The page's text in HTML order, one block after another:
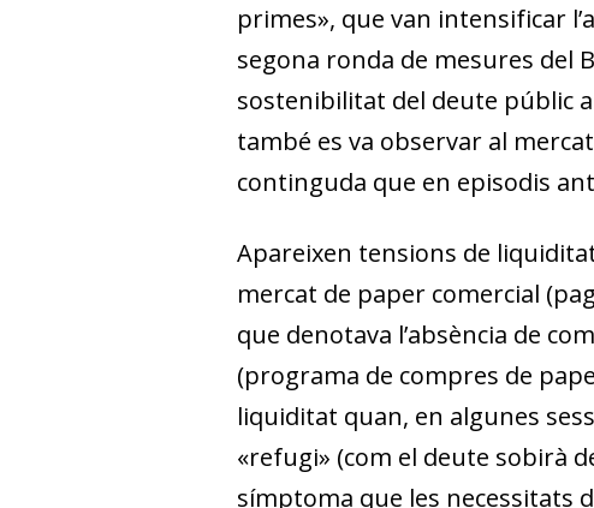
primes», que van intensificar
segona ronda de mesures del
sostenibilitat del deute públic
també es va observar al
continguda que en episodis
Apareixen tensions de
mercat de paper comercial
que denotava l’absència de
(programa de compres de
liquiditat quan, en algunes
«refugi» (com el deute sobirà
símptoma que les necessitats